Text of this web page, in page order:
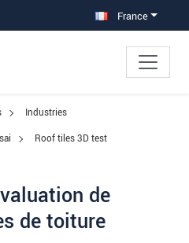
France
Industries
Roof tiles 3D test
de
de toiture